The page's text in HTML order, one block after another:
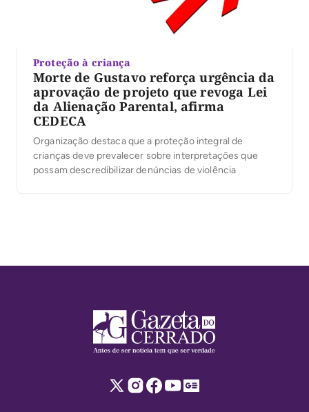
Proteção à criança
Morte de Gustavo reforça urgência da
aprovação de projeto que revoga Lei
da Alienação Parental, afirma
CEDECA
Organização destaca que a proteção integral de
crianças deve prevalecer sobre interpretações que
possam descredibilizar denúncias de violência